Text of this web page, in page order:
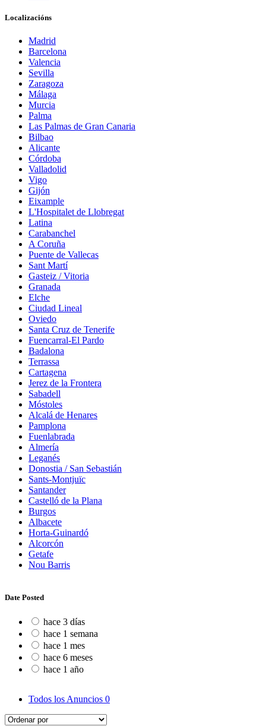
Localizacións
Madrid
Barcelona
Valencia
Sevilla
Zaragoza
Málaga
Murcia
Palma
Las Palmas de Gran Canaria
Bilbao
Alicante
Córdoba
Valladolid
Vigo
Gijón
Eixample
L'Hospitalet de Llobregat
Latina
Carabanchel
A Coruña
Puente de Vallecas
Sant Martí
Gasteiz / Vitoria
Granada
Elche
Ciudad Lineal
Oviedo
Santa Cruz de Tenerife
Fuencarral-El Pardo
Badalona
Terrassa
Cartagena
Jerez de la Frontera
Sabadell
Móstoles
Alcalá de Henares
Pamplona
Fuenlabrada
Almería
Leganés
Donostia / San Sebastián
Sants-Montjuïc
Santander
Castelló de la Plana
Burgos
Albacete
Horta-Guinardó
Alcorcón
Getafe
Nou Barris
Date Posted
hace 3 días
hace 1 semana
hace 1 mes
hace 6 meses
hace 1 año
Todos los Anuncios 0